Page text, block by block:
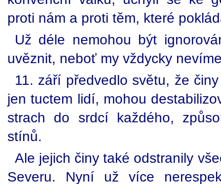
proti nám a proti těm, které
Už déle nemohou být
uvěznit, neboť my vždycky
11. září předvedlo světu, že
jen tuctem lidí, mohou
strach do srdcí každého,
stínů.
Ale jejich činy také odstranily
Severu. Nyní už více